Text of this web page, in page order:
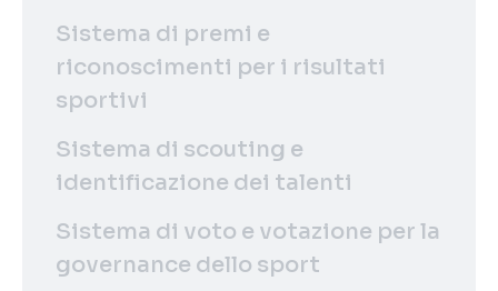
Sistema di premi e
riconoscimenti per i risultati
sportivi
Sistema di scouting e
identificazione dei talenti
Sistema di voto e votazione per la
governance dello sport